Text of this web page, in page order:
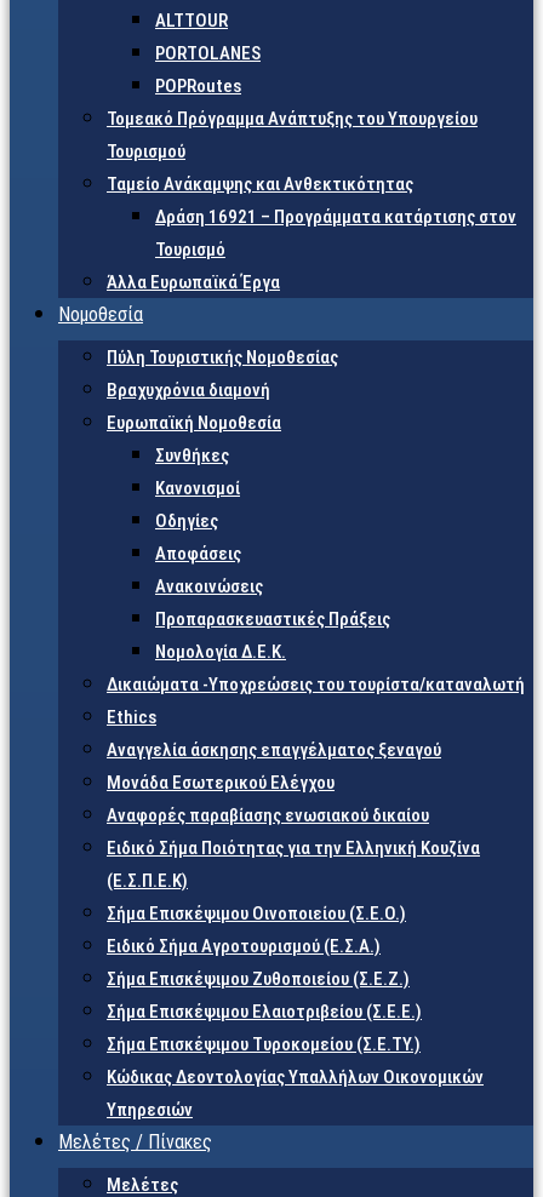
ALTTOUR
PORTOLANES
POPRoutes
Τομεακό Πρόγραμμα Ανάπτυξης του Υπουργείου
Τουρισμού
Ταμείο Ανάκαμψης και Ανθεκτικότητας
Δράση 16921 – Προγράμματα κατάρτισης στον
Τουρισμό
Άλλα Ευρωπαϊκά Έργα
Νομοθεσία
Πύλη Τουριστικής Νομοθεσίας
Βραχυχρόνια διαμονή
Ευρωπαϊκή Νομοθεσία
Συνθήκες
Κανονισμοί
Οδηγίες
Αποφάσεις
Ανακοινώσεις
Προπαρασκευαστικές Πράξεις
Νομολογία Δ.Ε.Κ.
Δικαιώματα -Υποχρεώσεις του τουρίστα/καταναλωτή
Ethics
Αναγγελία άσκησης επαγγέλματος ξεναγού
Μονάδα Εσωτερικού Ελέγχου
Αναφορές παραβίασης ενωσιακού δικαίου
Ειδικό Σήμα Ποιότητας για την Ελληνική Κουζίνα
(Ε.Σ.Π.Ε.Κ)
Σήμα Επισκέψιμου Οινοποιείου (Σ.Ε.Ο.)
Ειδικό Σήμα Αγροτουρισμού (Ε.Σ.Α.)
Σήμα Επισκέψιμου Ζυθοποιείου (Σ.Ε.Ζ.)
Σήμα Επισκέψιμου Ελαιοτριβείου (Σ.Ε.Ε.)
Σήμα Επισκέψιμου Τυροκομείου (Σ.Ε.TY.)
Κώδικας Δεοντολογίας Υπαλλήλων Οικονομικών
Υπηρεσιών
Μελέτες / Πίνακες
Μελέτες